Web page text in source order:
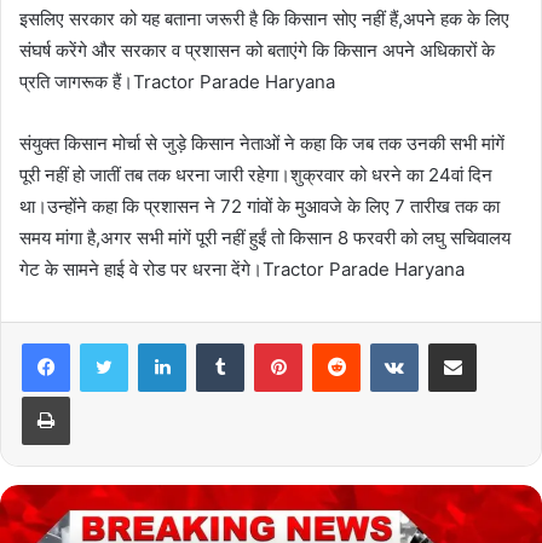
इसलिए सरकार को यह बताना जरूरी है कि किसान सोए नहीं हैं,अपने हक के लिए
संघर्ष करेंगे और सरकार व प्रशासन को बताएंगे कि किसान अपने अधिकारों के
प्रति जागरूक हैं।Tractor Parade Haryana
संयुक्त किसान मोर्चा से जुड़े किसान नेताओं ने कहा कि जब तक उनकी सभी मांगें
पूरी नहीं हो जातीं तब तक धरना जारी रहेगा।शुक्रवार को धरने का 24वां दिन
था।उन्होंने कहा कि प्रशासन ने 72 गांवों के मुआवजे के लिए 7 तारीख तक का
समय मांगा है,अगर सभी मांगें पूरी नहीं हुईं तो किसान 8 फरवरी को लघु सचिवालय
गेट के सामने हाई वे रोड पर धरना देंगे।Tractor Parade Haryana